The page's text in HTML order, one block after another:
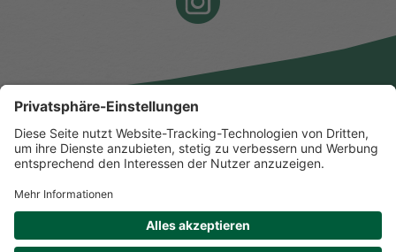
IMPRESSUM
DATENSCHUTZ
BARRIEREFREIHEIT